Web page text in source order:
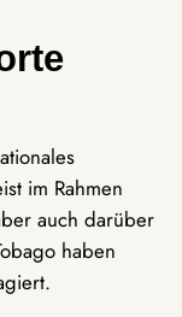
im Rahmen
auch darüber
haben